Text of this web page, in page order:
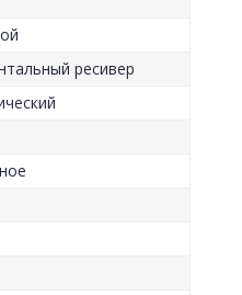
ресивер